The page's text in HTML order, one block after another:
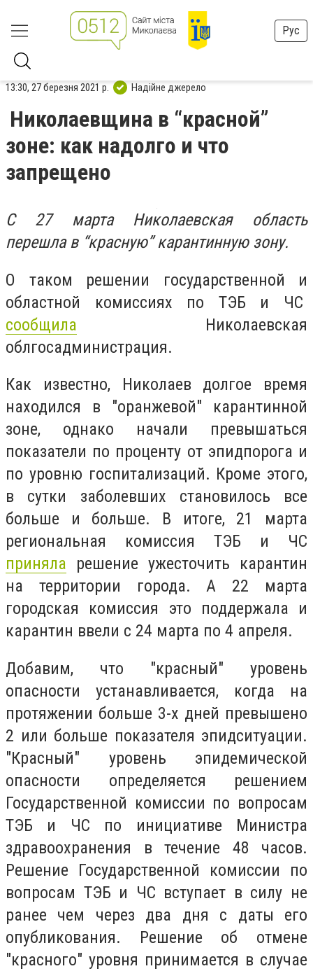
Рус
13:30, 27 березня 2021 р. Надійне джерело
Николаевщина в “красной”
зоне: как надолго и что
запрещено
С 27 марта Николаевская область
перешла в “красную” карантинную зону.
О таком решении государственной и
областной комиссиях по ТЭБ и ЧС
сообщила Николаевская
облгосадминистрация.
Как известно, Николаев долгое время
находился в "оранжевой" карантинной
зоне, однако начали превышаться
показатели по проценту от эпидпорога и
по уровню госпитализаций. Кроме этого,
в сутки заболевших становилось все
больше и больше. В итоге, 21 марта
региональная комиссия ТЭБ и ЧС
приняла решение ужесточить карантин
на территории города. А 22 марта
городская комиссия это поддержала и
карантин ввели с 24 марта по 4 апреля.
Добавим, что "красный" уровень
опасности устанавливается, когда на
протяжении больше 3-х дней превышено
2 или больше показателя эпидситуации.
"Красный" уровень эпидемической
опасности определяется решением
Государственной комиссии по вопросам
ТЭБ и ЧС по инициативе Министра
здравоохранения в течение 48 часов.
Решение Государственной комиссии по
вопросам ТЭБ и ЧС вступает в силу не
ранее чем через два дня с даты его
опубликования. Решение об отмене
"красного" уровня принимается в случае